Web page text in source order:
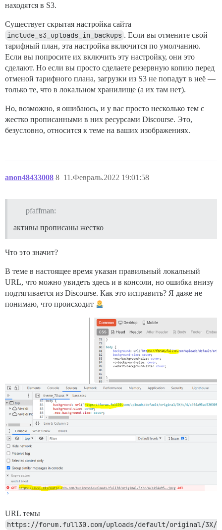
находятся в S3.
Существует скрытая настройка сайта
include_s3_uploads_in_backups . Если вы отмените свой
тарифный план, эта настройка включится по умолчанию.
Если вы попросите их включить эту настройку, они это
сделают. Но если вы просто сделаете резервную копию перед
отменой тарифного плана, загрузки из S3 не попадут в неё —
только те, что в локальном хранилище (а их там нет).
Но, возможно, я ошибаюсь, и у вас просто несколько тем с
жестко прописанными в них ресурсами Discourse. Это,
безусловно, относится к теме на ваших изображениях.
anon48433008 11.Февраль.2022 19:01:58
8
pfaffman:
активы прописаны жестко
Что это значит?
В теме в настоящее время указан правильный локальный
URL, что можно увидеть здесь и в консоли, но ошибка внизу
подтягивается из Discourse. Как это исправить? Я даже не
понимаю, что происходит
URL темы
https://forum.full30.com/uploads/default/original/3X/